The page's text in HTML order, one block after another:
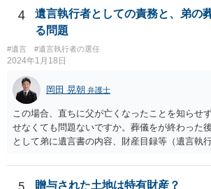
4
遺言執行者としての責務と、弟の
る問題
#遺言 #遺言執行者の選任
2024年1月18日
岡田 晃朝 弁護士
この場合、直ちに父が亡くなったことを知らせ
せなくても問題ないですか。葬儀をが終わった
として弟に遺言書の内容、財産目録等（遺言執
るかは喪主の自由です。 呼ばなくてもかまいま
いう法律関係にありません。 遺言の内容と遺
贈与された土地は特有財産？